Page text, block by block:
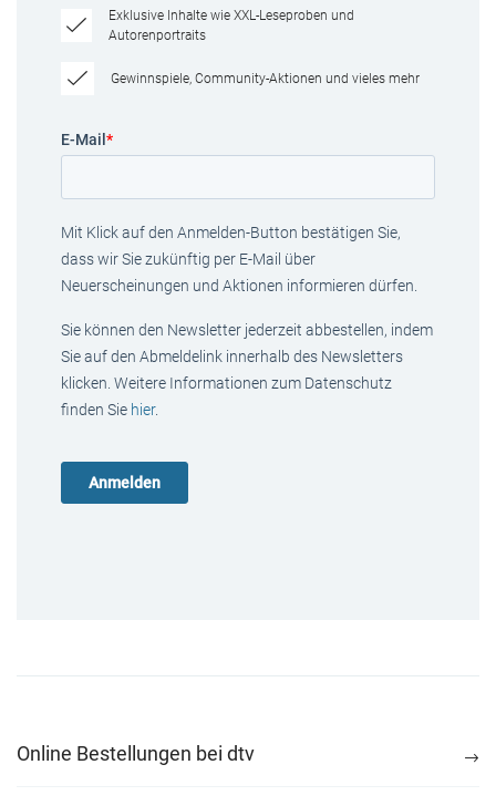
Exklusive Inhalte wie XXL-Leseproben und
Autorenportraits
Gewinnspiele, Community-Aktionen und vieles mehr
E-Mail *
Mit Klick auf den Anmelden-Button bestätigen Sie,
dass wir Sie zukünftig per E-Mail über
Neuerscheinungen und Aktionen informieren dürfen.
Sie können den Newsletter jederzeit abbestellen, indem
Sie auf den Abmeldelink innerhalb des Newsletters
klicken. Weitere Informationen zum Datenschutz
finden Sie hier.
Online Bestellungen bei dtv